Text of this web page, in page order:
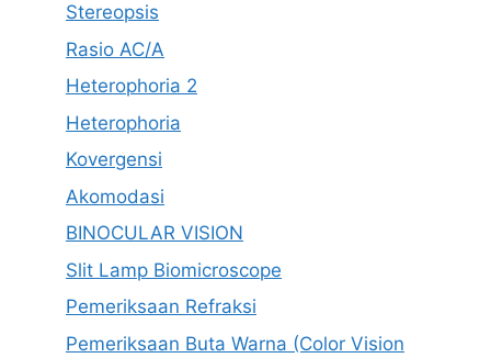
Stereopsis
Rasio AC/A
Heterophoria 2
Heterophoria
Kovergensi
Akomodasi
BINOCULAR VISION
Slit Lamp Biomicroscope
Pemeriksaan Refraksi
Pemeriksaan Buta Warna (Color Vision